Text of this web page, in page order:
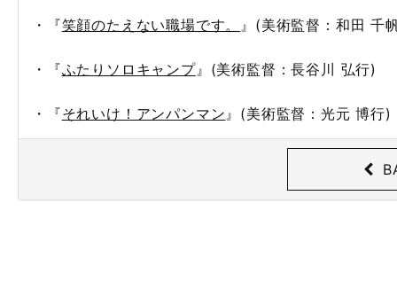
・『笑顔のたえない職場です。 』(美術監督：和田 千
・『ふたりソロキャンプ』(美術監督：長谷川 弘行)
・『それいけ！アンパンマン』(美術監督：光元 博行)